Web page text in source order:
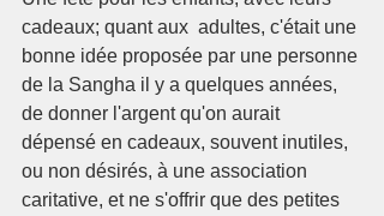
cadeaux; quant aux  adultes, c'était une
bonne idée proposée par une personne
de la Sangha il y a quelques années,
de donner l'argent qu'on aurait
dépensé en cadeaux, souvent inutiles,
ou non désirés, à une association
caritative, et ne s'offrir que des petites